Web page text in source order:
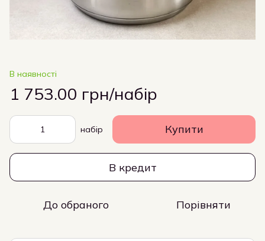
В наявності
1 753.00 грн/набір
набір Купити
В кредит
До обраного Порівняти